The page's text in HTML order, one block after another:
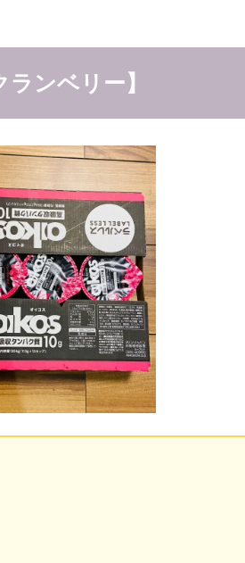
ンベリー】